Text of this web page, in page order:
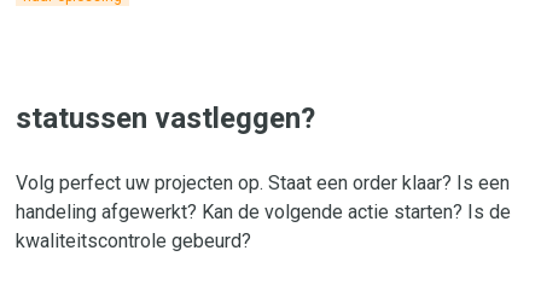
statussen vastleggen?
Volg perfect uw projecten op. Staat een order klaar? Is een
handeling afgewerkt? Kan de volgende actie starten? Is de
kwaliteitscontrole gebeurd?